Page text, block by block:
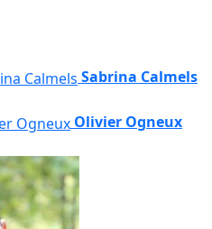
Sabrina Calmels
Olivier Ogneux